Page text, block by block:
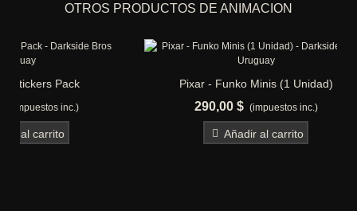
OTROS PRODUCTOS DE ANIMACION
Pixar - Funko Minis (1 Unidad)
(impuestos inc.)
Mickey -